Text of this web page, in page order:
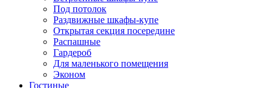
Под потолок
Раздвижные шкафы-купе
Открытая секция посередине
Распашные
Гардероб
Для маленького помещения
Эконом
Гостиные